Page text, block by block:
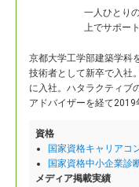
一人ひとり
上でサポー
京都大学工学部建築学科
技術者として新卒で入社。
に入社。ハタラクティブ
アドバイザーを経て2019
資格
国家資格キャリアコ
国家資格中小企業診
メディア掲載実績